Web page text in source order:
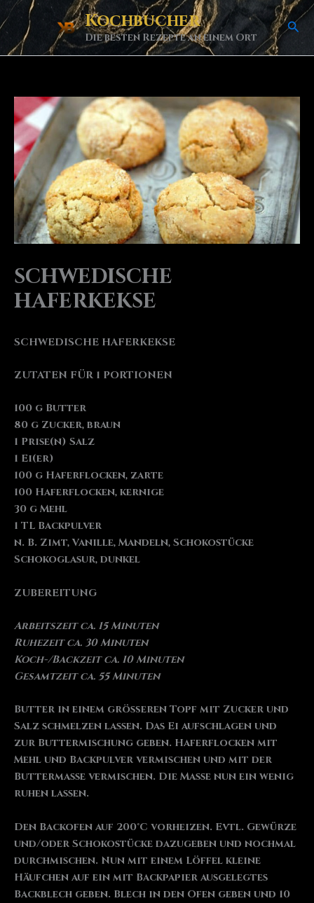
Skip
to
content
Kochbucher
Die besten Rezepte an einem Ort
SCHWEDISCHE
HAFERKEKSE
SCHWEDISCHE HAFERKEKSE
ZUTATEN FÜR 1 PORTIONEN
100 g Butter
80 g Zucker, braun
1 Prise(n) Salz
1 Ei(er)
100 g Haferflocken, zarte
100 Haferflocken, kernige
30 g Mehl
1 TL Backpulver
n. B. Zimt, Vanille, Mandeln, Schokostücke
Schokoglasur, dunkel
ZUBEREITUNG
Arbeitszeit ca. 15 Minuten
Ruhezeit ca. 30 Minuten
Koch-/Backzeit ca. 10 Minuten
Gesamtzeit ca. 55 Minuten
Butter in einem größeren Topf mit Zucker und
Salz schmelzen lassen. Das Ei aufschlagen und
zur Buttermischung geben. Haferflocken mit
Mehl und Backpulver vermischen und mit der
Buttermasse vermischen. Die Masse nun ein wenig
ruhen lassen.
Den Backofen auf 200°C vorheizen. Evtl. Gewürze
und/oder Schokostücke dazugeben und nochmal
durchmischen. Nun mit einem Löffel kleine
Häufchen auf ein mit Backpapier ausgelegtes
Backblech geben. Blech in den Ofen geben und 10